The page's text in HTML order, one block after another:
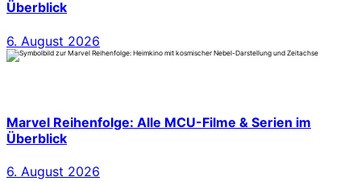
Überblick
6. August 2026
Marvel Reihenfolge: Alle MCU-Filme & Serien im
Überblick
6. August 2026